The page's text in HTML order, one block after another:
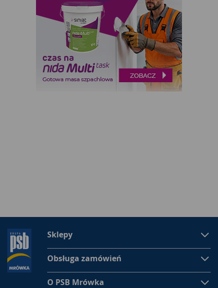
Sklepy
Obsługa zamówień
O PSB Mrówka